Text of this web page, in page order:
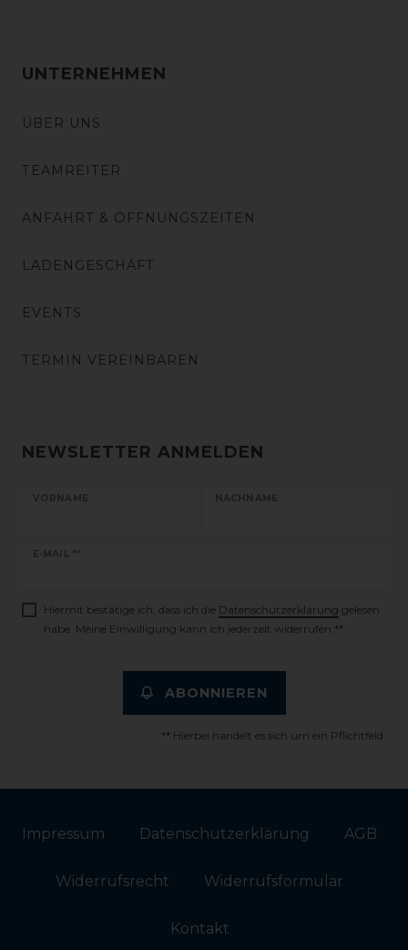
UNTERNEHMEN
ÜBER UNS
TEAMREITER
ANFAHRT & ÖFFNUNGSZEITEN
LADENGESCHÄFT
EVENTS
TERMIN VEREINBAREN
NEWSLETTER ANMELDEN
VORNAME NACHNAME
E-MAIL **
Newsletter
Hiermit bestätige ich, dass ich die Daten­schutz­erklärung gelesen
habe. Meine Einwilligung kann ich jederzeit widerrufen.**
ABONNIEREN
** Hierbei handelt es sich um ein Pflichtfeld.
Impressum Daten­schutz­erklärung AGB
Widerrufs­recht Widerrufs­formular
Kontakt